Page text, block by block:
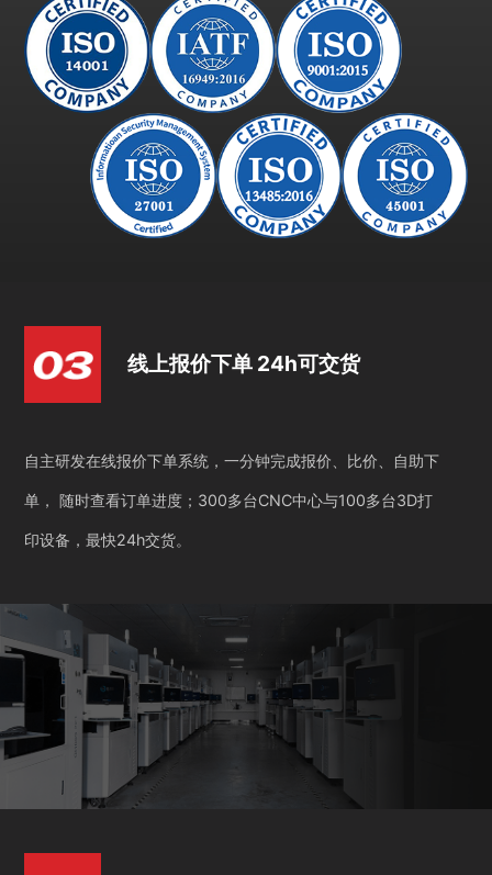
线上报价下单 24h可交货
自主研发在线报价下单系统，一分钟完成报价、比价、自助下
单， 随时查看订单进度；300多台CNC中心与100多台3D打
印设备，最快24h交货。